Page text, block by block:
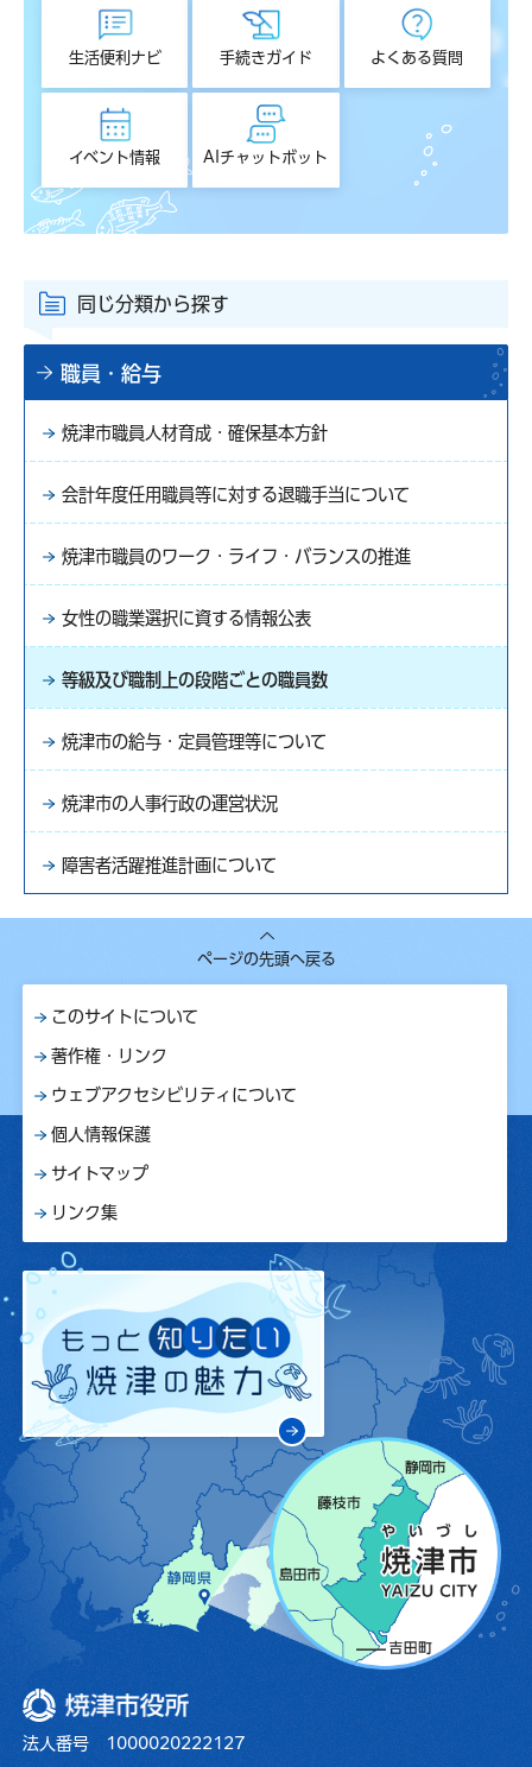
生活便利ナビ 手続きガイド よくある質問
イベント情報 AIチャットボット
同じ分類から探す
職員・給与
焼津市職員人材育成・確保基本方針
会計年度任用職員等に対する退職手当について
焼津市職員のワーク・ライフ・バランスの推進
女性の職業選択に資する情報公表
等級及び職制上の段階ごとの職員数
焼津市の給与・定員管理等について
焼津市の人事行政の運営状況
障害者活躍推進計画について
ページの先頭へ戻る
このサイトについて
著作権・リンク
ウェブアクセシビリティについて
個人情報保護
サイトマップ
リンク集
焼津市役所
法人番号 1000020222127